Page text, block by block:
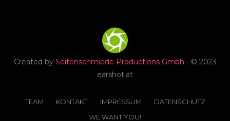
Created by Seitenschmiede Productions Gmbh - © 2023
earshot.at
TEAM KONTAKT IMPRESSUM
DATENSCHUTZ
WE WANT YOU!